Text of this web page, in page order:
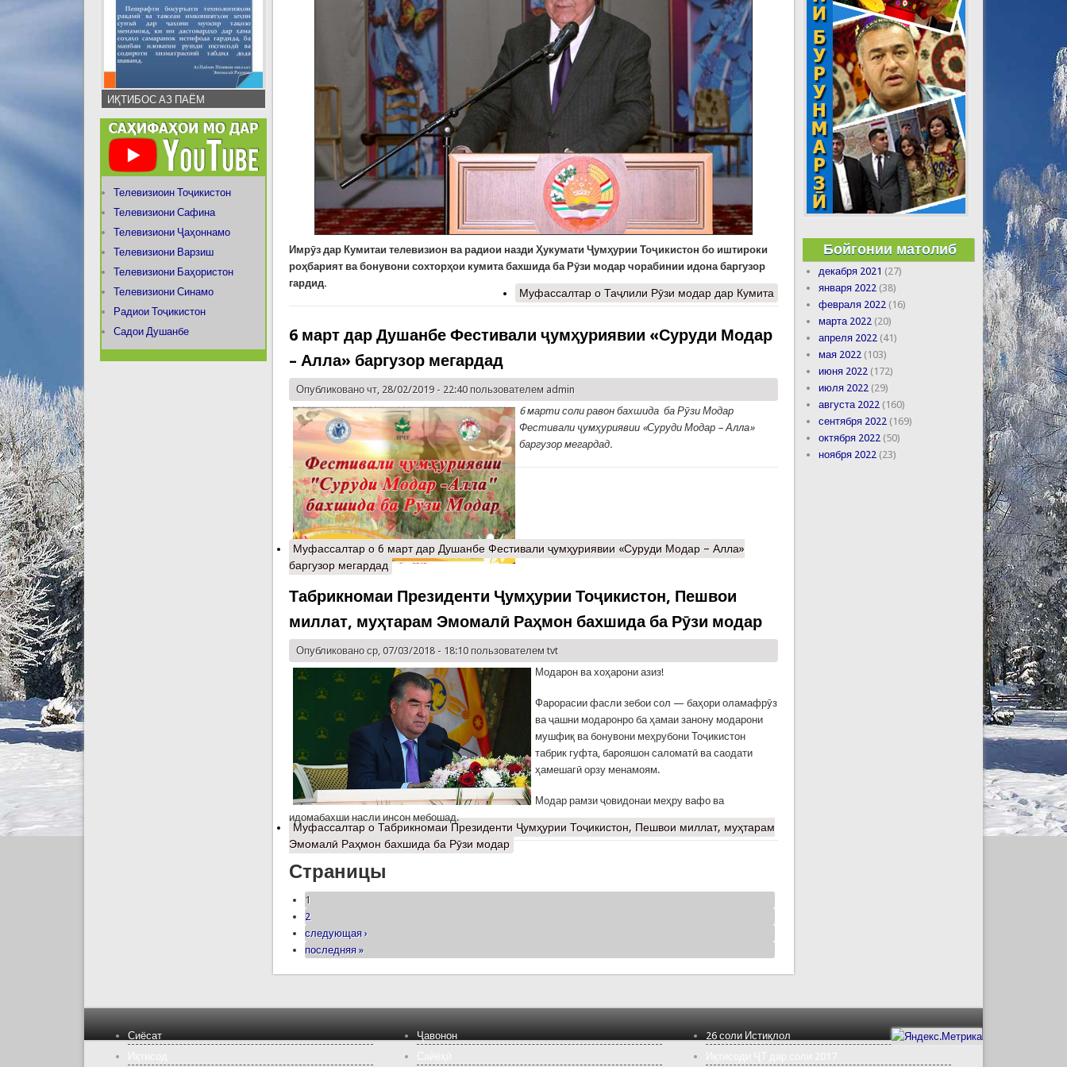
Имрӯз дар Кумитаи телевизион ва радиои назди Ҳукумати Ҷумҳурии Тоҷикистон бо иштироки
роҳбарият ва бонувони сохторҳои кумита бахшида ба Рӯзи модар чорабинии идона баргузор
гардид.
Муфассалтаро Таҷлили Рӯзи модар дар Кумита
6 март дар Душанбе Фестивали ҷумҳуриявии «Суруди Модар
– Алла» баргузор мегардад
Опубликовано чт, 28/02/2019 - 22:40 пользователем admin
6 марти соли равон бахшида ба Рӯзи Модар
Фестивали ҷумҳуриявии «Суруди Модар – Алла»
баргузор мегардад.
Муфассалтар о 6 март дар Душанбе Фестивали ҷумҳуриявии «Суруди Модар – Алла»
баргузор мегардад
Табрикномаи Президенти Ҷумҳурии Тоҷикистон, Пешвои
миллат, муҳтарам Эмомалӣ Раҳмон бахшида ба Рӯзи модар
Опубликовано ср, 07/03/2018 - 18:10 пользователемtvt
Модарон ва хоҳарони азиз!
Фарорасии фасли зебои сол — баҳори оламафрӯз
ва ҷашни модаронро ба ҳамаи занону модарони
мушфиқ ва бонувони меҳрубони Тоҷикистон
табрик гуфта, барояшон саломатӣ ва саодати
ҳамешагӣ орзу менамоям.
Модар рамзи ҷовидонаи меҳру вафо ва
идомабахши насли инсон мебошад.
Муфассалтар о Табрикномаи Президенти Ҷумҳурии Тоҷикистон, Пешвои миллат, муҳтарам
Эмомалӣ Раҳмон бахшида ба Рӯзи модар
Страницы
1
2
следующая ›
последняя »
ИҚТИБОС АЗ ПАЁМ
Телевизиоин Тоҷикистон
Телевизиони Сафина
Телевизиони Ҷаҳоннамо
Телевизиони Варзиш
Телевизиони Баҳористон
Телевизиони Синамо
Радиои Тоҷикистон
Садои Душанбе
Бойгонии матолиб
декабря 2021 (27)
января 2022 (38)
февраля 2022 (16)
марта 2022 (20)
апреля 2022 (41)
мая 2022 (103)
июня 2022 (172)
июля 2022 (29)
августа 2022 (160)
сентября 2022 (169)
октября 2022 (50)
ноября 2022 (23)
Сиёсат
Ҷавонон
26 соли Истиқлол